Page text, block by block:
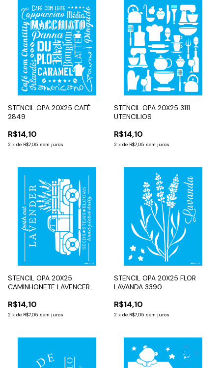
STENCIL OPA 20X25 CAFÉ
2849
R$14,10
2 x de R$7,05 sem juros
STENCIL OPA 20X25 3111
UTENCILIOS
R$14,10
2 x de R$7,05 sem juros
STENCIL OPA 20X25
CAMINHONETE LAVENCER
R$14,10
2 x de R$7,05 sem juros
STENCIL OPA 20X25 FLOR
LAVANDA 3390
R$14,10
2 x de R$7,05 sem juros